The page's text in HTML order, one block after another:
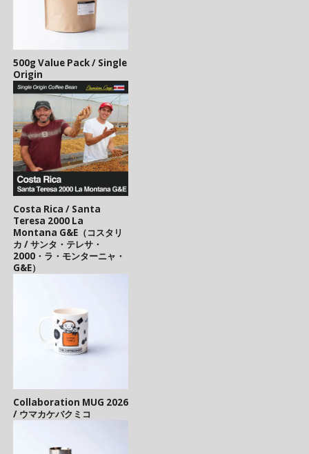
500g Value Pack / Single
Origin
Costa Rica / Santa
Teresa 2000 La
Montana G&E（コスタリ
カ / サンタ・テレサ・
2000・ラ・モンターニャ・
G&E）
Collaboration MUG 2026
/ ウマカケバクミコ